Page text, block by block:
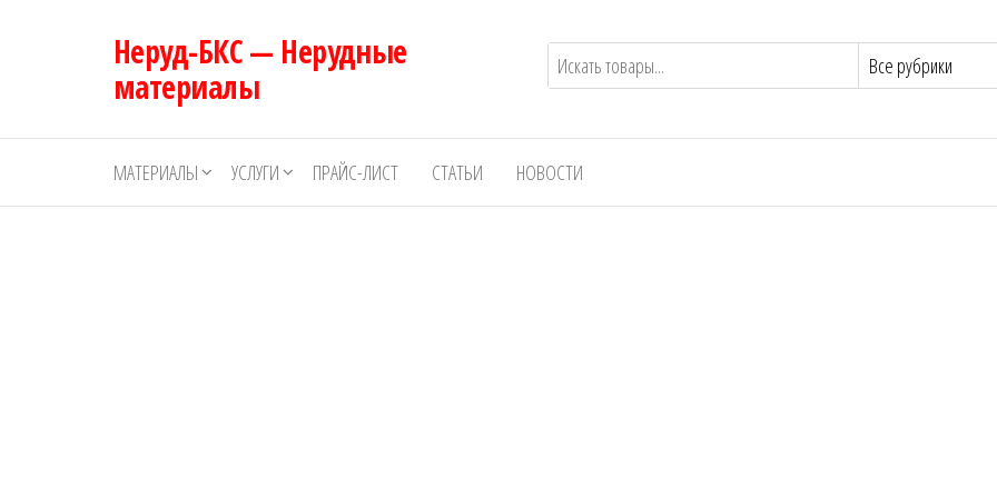
Неруд-БКС — Нерудные
материалы
МАТЕРИАЛЫ УСЛУГИ ПРАЙС-ЛИСТ СТАТЬИ НОВОСТИ